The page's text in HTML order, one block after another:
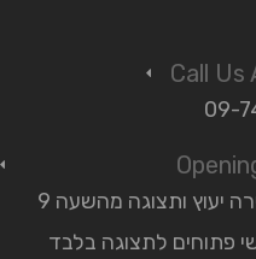
09-
בימים ב׳ ג׳ ד׳ ה׳ פתוחים למכירה יעוץ ותצוגה מהשעה 9
ושישי פתוחים לתצוגה בלבד